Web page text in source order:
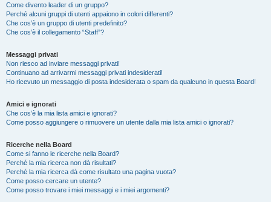
Come divento leader di un gruppo?
Perché alcuni gruppi di utenti appaiono in colori differenti?
Che cos’è un gruppo di utenti predefinito?
Che cos’è il collegamento “Staff”?
Messaggi privati
Non riesco ad inviare messaggi privati!
Continuano ad arrivarmi messaggi privati indesiderati!
Ho ricevuto un messaggio di posta indesiderata o spam da qualcuno in questa Board!
Amici e ignorati
Che cos’è la mia lista amici e ignorati?
Come posso aggiungere o rimuovere un utente dalla mia lista amici o ignorati?
Ricerche nella Board
Come si fanno le ricerche nella Board?
Perché la mia ricerca non dà risultati?
Perché la mia ricerca dà come risultato una pagina vuota?
Come posso cercare un utente?
Come posso trovare i miei messaggi e i miei argomenti?